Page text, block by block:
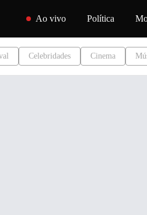
Pular para o conteúdo
Ao vivo Política
Celebridades Cinema